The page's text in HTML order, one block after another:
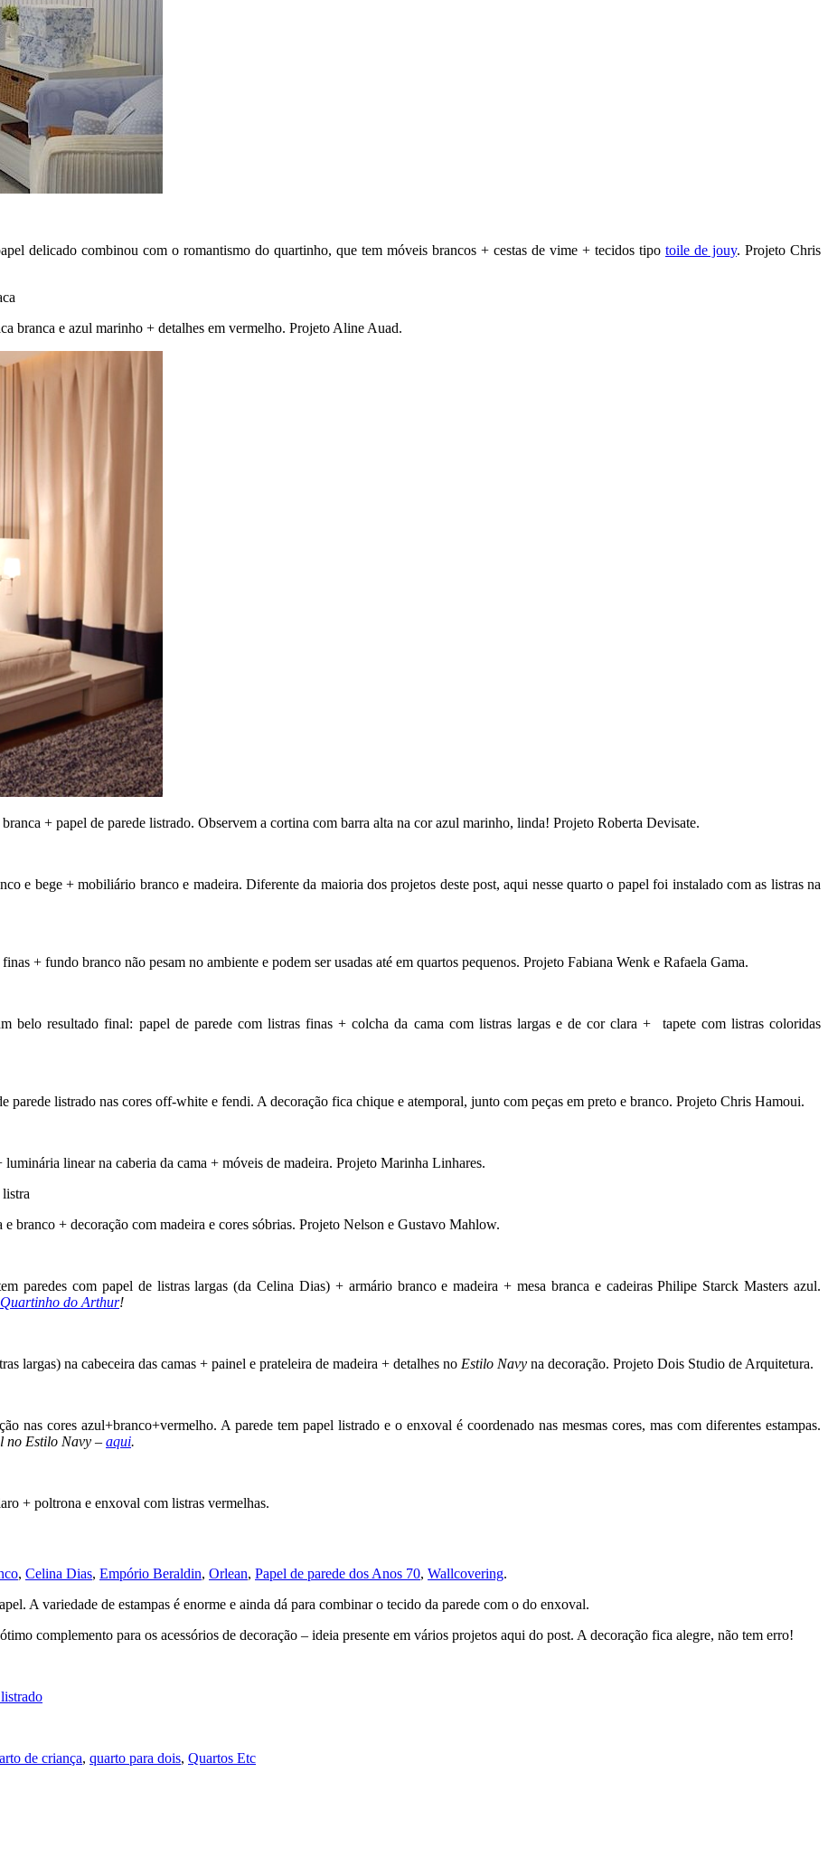
delicado combinou com o romantismo do quartinho, que tem móveis brancos + cestas de vime + tecidos tipo toile de jouy. Projeto Chris
branca e azul marinho + detalhes em vermelho. Projeto Aline Auad.
branca + papel de parede listrado. Observem a cortina com barra alta na cor azul marinho, linda! Projeto Roberta Devisate.
e bege + mobiliário branco e madeira. Diferente da maioria dos projetos deste post, aqui nesse quarto o papel foi instalado com as listras na
+ fundo branco não pesam no ambiente e podem ser usadas até em quartos pequenos. Projeto Fabiana Wenk e Rafaela Gama.
belo resultado final: papel de parede com listras finas + colcha da cama com listras largas e de cor clara + tapete com listras coloridas
parede listrado nas cores off-white e fendi. A decoração fica chique e atemporal, junto com peças em preto e branco. Projeto Chris Hamoui.
linear na caberia da cama + móveis de madeira. Projeto Marinha Linhares.
branco + decoração com madeira e cores sóbrias. Projeto Nelson e Gustavo Mahlow.
paredes com papel de listras largas (da Celina Dias) + armário branco e madeira + mesa branca e cadeiras Philipe Starck Masters azul.
Quartinho do Arthur!
largas) na cabeceira das camas + painel e prateleira de madeira + detalhes no Estilo Navy na decoração. Projeto Dois Studio de Arquitetura.
nas cores azul+branco+vermelho. A parede tem papel listrado e o enxoval é coordenado nas mesmas cores, mas com diferentes estampas.
no Estilo Navy – aqui.
+ poltrona e enxoval com listras vermelhas.
, Celina Dias, Empório Beraldin, Orlean, Papel de parede dos Anos 70, Wallcovering.
A variedade de estampas é enorme e ainda dá para combinar o tecido da parede com o do enxoval.
complemento para os acessórios de decoração – ideia presente em vários projetos aqui do post. A decoração fica alegre, não tem erro!
de criança, quarto para dois, Quartos Etc